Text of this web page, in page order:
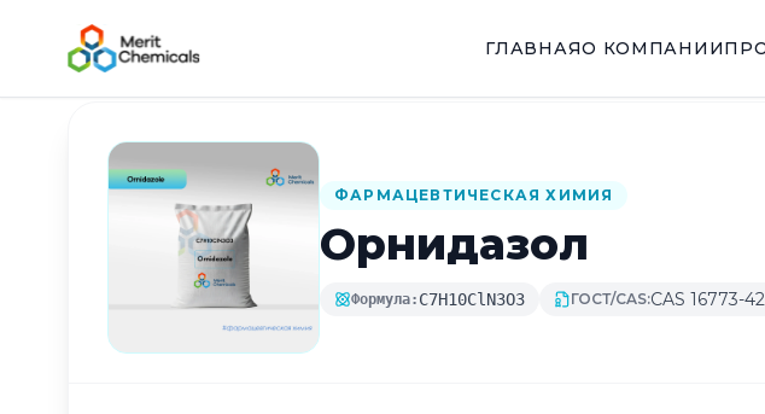
ГЛАВНАЯО КОМПАНИИ
Назад в каталог
ФАРМАЦЕВТИЧЕСКАЯ ХИМИЯ
Орнидазол
Формула: C7H10ClN3O3 ГОСТ/CAS:CAS 16773-